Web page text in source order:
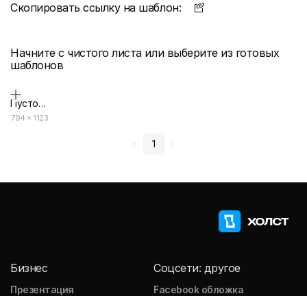
Скопировать ссылку на шаблон:
Начните с чистого листа или выберите из готовых
шаблонов
Пустой дизайн-макет
794 × 1123
1
Бизнес
Презентация
Соцсети: другое
Facebook обложка